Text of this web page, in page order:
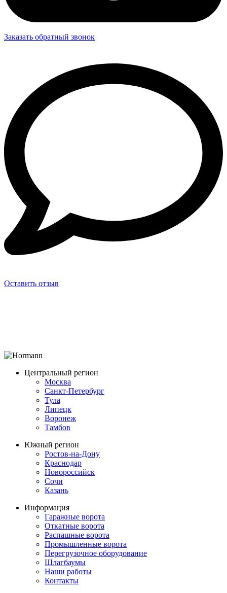
Заказать обратный звонок
Оставить отзыв
Центральный регион
Москва
Санкт-Петербург
Тула
Липецк
Воронеж
Тамбов
Южный регион
Ростов-на-Дону
Краснодар
Новороссийск
Сочи
Казань
Информация
Гаражные ворота
Откатные ворота
Распашные ворота
Промышленные ворота
Перегрузочное оборудование
Шлагбаумы
Наши работы
Контакты